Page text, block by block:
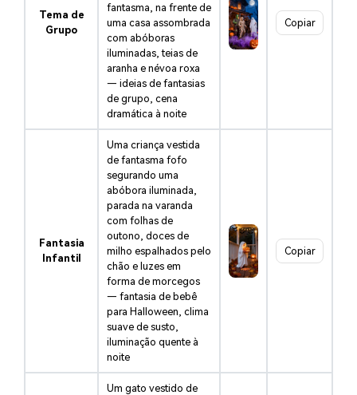
Tema de
Grupo
fantasma, na frente de
uma casa assombrada
com abóboras
iluminadas, teias de
aranha e névoa roxa
— ideias de fantasias
de grupo, cena
dramática à noite
Copiar
Fantasia
Infantil
Uma criança vestida
de fantasma fofo
segurando uma
abóbora iluminada,
parada na varanda
com folhas de
outono, doces de
milho espalhados pelo
chão e luzes em
forma de morcegos
— fantasia de bebê
para Halloween, clima
suave de susto,
iluminação quente à
noite
Copiar
Um gato vestido de